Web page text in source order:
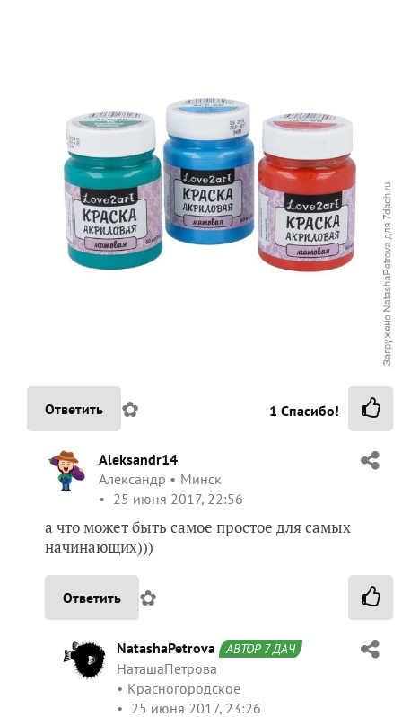
Ответить ✿ 1 Спасибо!
Aleksandr14
Александр
Минск
25 июня 2017, 22:56
а что может быть самое простое для самых
начинающих)))
Ответить ✿
NatashaPetrova АВТОР 7 ДАЧ
НаташаПетрова
Красногородское
25 июня 2017, 23:26